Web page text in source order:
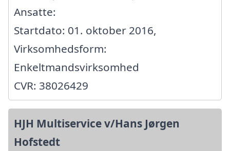
Ansatte:
Startdato: 01. oktober 2016,
Virksomhedsform:
Enkeltmandsvirksomhed
CVR: 38026429
HJH Multiservice v/Hans Jørgen
Hofstedt